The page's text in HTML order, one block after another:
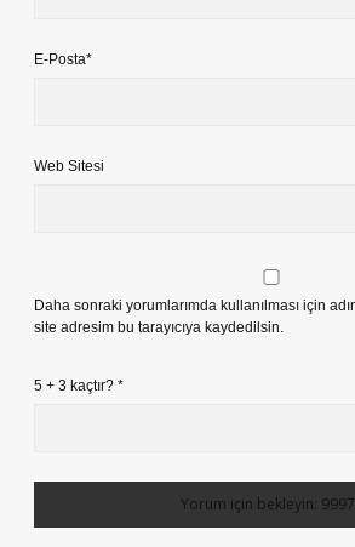
E-Posta*
Web Sitesi
Daha sonraki yorumlarımda kullanılması için
site adresim bu tarayıcıya kaydedilsin.
5 + 3 kaçtır? *